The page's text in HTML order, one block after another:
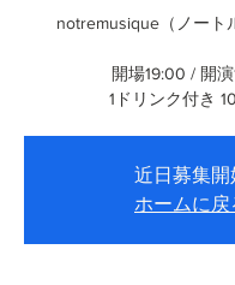
notremusique（ノート
開場19:00 / 開
近日募集開
ホームに戻